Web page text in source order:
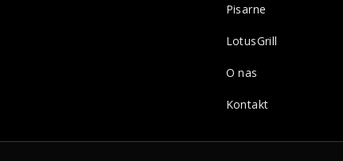
Pisarne
LotusGrill
O nas
Kontakt